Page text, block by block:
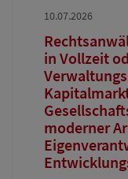
10.07.2026
in Vollzeit
moderner